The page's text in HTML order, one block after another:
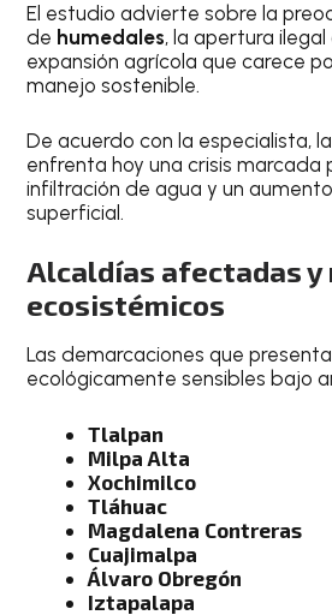
El estudio advierte sobre la
de humedales, la apertura
expansión agrícola que carece
manejo sostenible.
De acuerdo con la especialista, la
enfrenta hoy una crisis marcada
infiltración de agua y un
superficial.
Alcaldías afectadas y
ecosistémicos
Las demarcaciones que
ecológicamente sensibles bajo
Tlalpan
Milpa Alta
Xochimilco
Tláhuac
Magdalena Contreras
Cuajimalpa
Álvaro Obregón
Iztapalapa